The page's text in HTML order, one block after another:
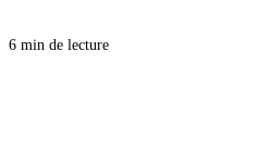
autour de chez vous.
6 min de lecture